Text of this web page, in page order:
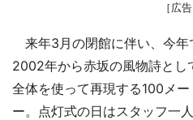
［広告
来年3月の閉館に伴い、今年
2002年から赤坂の風物詩とし
全体を使って再現する100メ
ー。点灯式の日はスタッフ一